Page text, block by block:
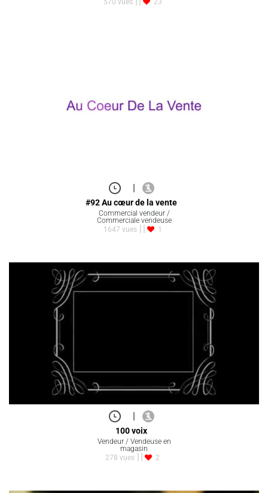
570 vues 23
|
#92 Au cœur de la vente
Commercial vendeur /
Commerciale vendeuse
1647 vues
1
|
100 voix
Vendeur / Vendeuse en
magasin
278 vues
2